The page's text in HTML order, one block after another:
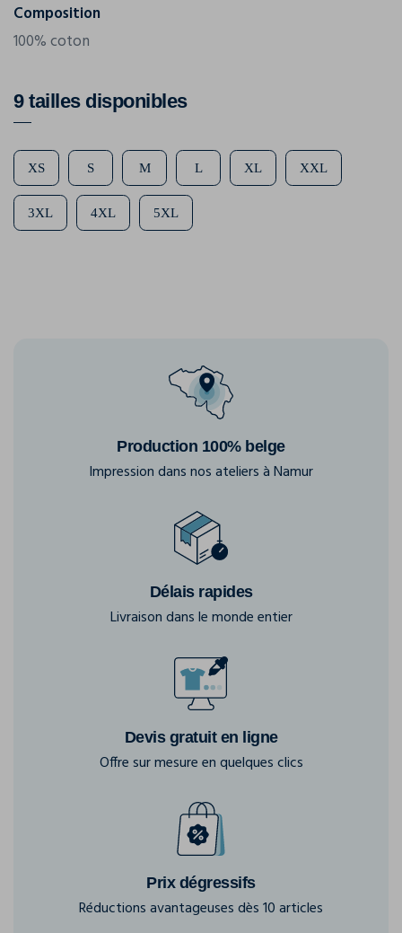
Composition
100% coton
9 tailles disponibles
XS S M L XL XXL
3XL 4XL 5XL
Production 100% belge
Impression dans nos ateliers à Namur
Délais rapides
Livraison dans le monde entier
Devis gratuit en ligne
Offre sur mesure en quelques clics
Prix dégressifs
Réductions avantageuses dès 10 articles